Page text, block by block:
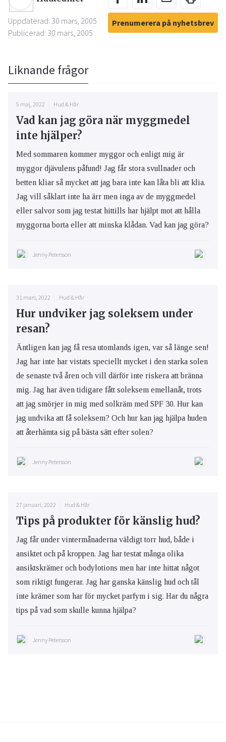
Uppdaterad: 30 mars, 2005
Publicerad: 30 mars, 2005
Prenumerera på nyhetsbrev
Liknande frågor
5 maj, 2022 Hud & Hår
Vad kan jag göra när myggmedel
inte hjälper?
Med sommaren kommer myggor och enligt mig är
myggor djävulens påfund! Jag får stora svullnader och
betten kliar så mycket att jag bara inte kan låta bli att klia.
Jag vill såklart inte ha ärr men inga av de myggmedel
eller salvor som jag testat hittills har hjälpt mot att hålla
myggorna borta eller att minska klådan. Vad kan jag göra?
Jenny Petersson
31 mars, 2022 Hud & Hår
Hur undviker jag soleksem under
resan?
Äntligen kan jag få resa utomlands igen, var så länge sen!
Jag har inte har vistats speciellt mycket i den starka solen
de senaste två åren och vill därför inte riskera att bränna
mig. Jag har även tidigare fått soleksem emellanåt, trots
att jag smörjer in mig med solkräm med SPF 30. Hur kan
jag undvika att få soleksem? Och hur kan jag hjälpa huden
att återhämta sig på bästa sätt efter solen?
Jenny Petersson
27 januari, 2022 Hud & Hår
Tips på produkter för känslig hud?
Jag får under vintermånaderna väldigt torr hud, både i
ansiktet och på kroppen. Jag har testat många olika
ansiktskrämer och bodylotions men har inte hittat något
som riktigt fungerar. Jag har ganska känslig hud och tål
inte krämer som har för mycket parfym i sig. Har du några
tips på vad som skulle kunna hjälpa?
Jenny Petersson